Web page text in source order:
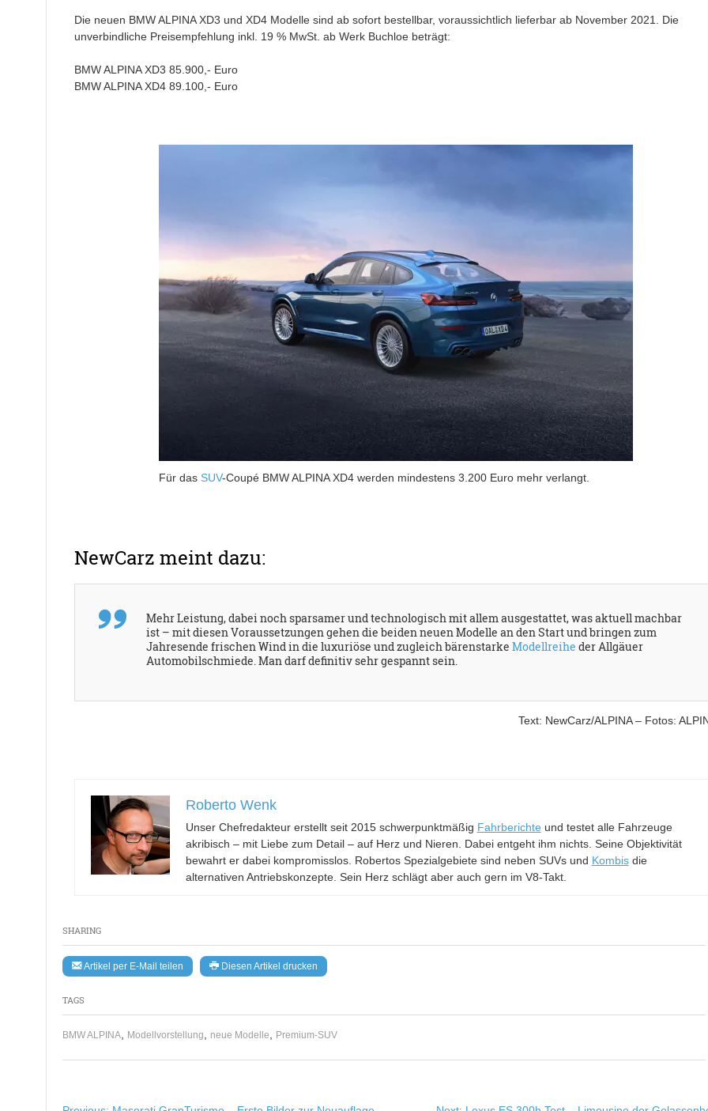
SHARING
Artikel per E-Mail teilen Diesen Artikel drucken
TAGS
BMW ALPINA, Modellvorstellung neue Modelle Premium-SUV
Die neuen BMW ALPINA XD3 und XD4 Modelle sind ab sofort bestellbar, voraussichtlich lieferbar ab November 2021. Die
unverbindliche Preisempfehlung inkl. 19 % MwSt. ab Werk Buchloe beträgt:
BMW ALPINA XD3 85.900,- Euro
BMW ALPINA XD4 89.100,- Euro
Für das SUV-Coupé BMW ALPINA XD4 werden mindestens 3.200 Euro mehr verlangt.
NewCarz meint dazu:
Mehr Leistung, dabei noch sparsamer und technologisch mit allem ausgestattet, was aktuell machbar
ist – mit diesen Voraussetzungen gehen die beiden neuen Modelle an den Start und bringen zum
Jahresende frischen Wind in die luxuriöse und zugleich bärenstarke Modellreihe der Allgäuer
Automobilschmiede. Man darf definitiv sehr gespannt sein.
Text: NewCarz/ALPINA – Fotos:
Roberto Wenk
Unser Chefredakteur erstellt seit 2015 schwerpunktmäßig Fahrberichte und testet alle Fahrzeuge
akribisch – mit Liebe zum Detail – auf Herz und Nieren. Dabei entgeht ihm nichts. Seine Objektivität
bewahrt er dabei kompromisslos. Robertos Spezialgebiete sind neben SUVs und Kombisdie
alternativen Antriebskonzepte. Sein Herz schlägt aber auch gern im V8-Takt.